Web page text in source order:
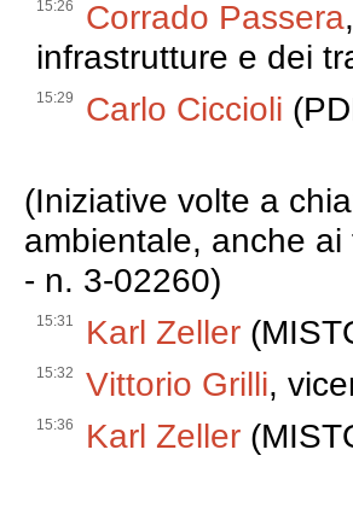
15:26 Corrado Passera
infrastrutture e dei
15:29 Carlo Ciccioli
(Iniziative volte a
ambientale, anche
- n. 3-02260)
15:31 Karl Zeller
15:32 Vittorio Grilli,
15:36 Karl Zeller